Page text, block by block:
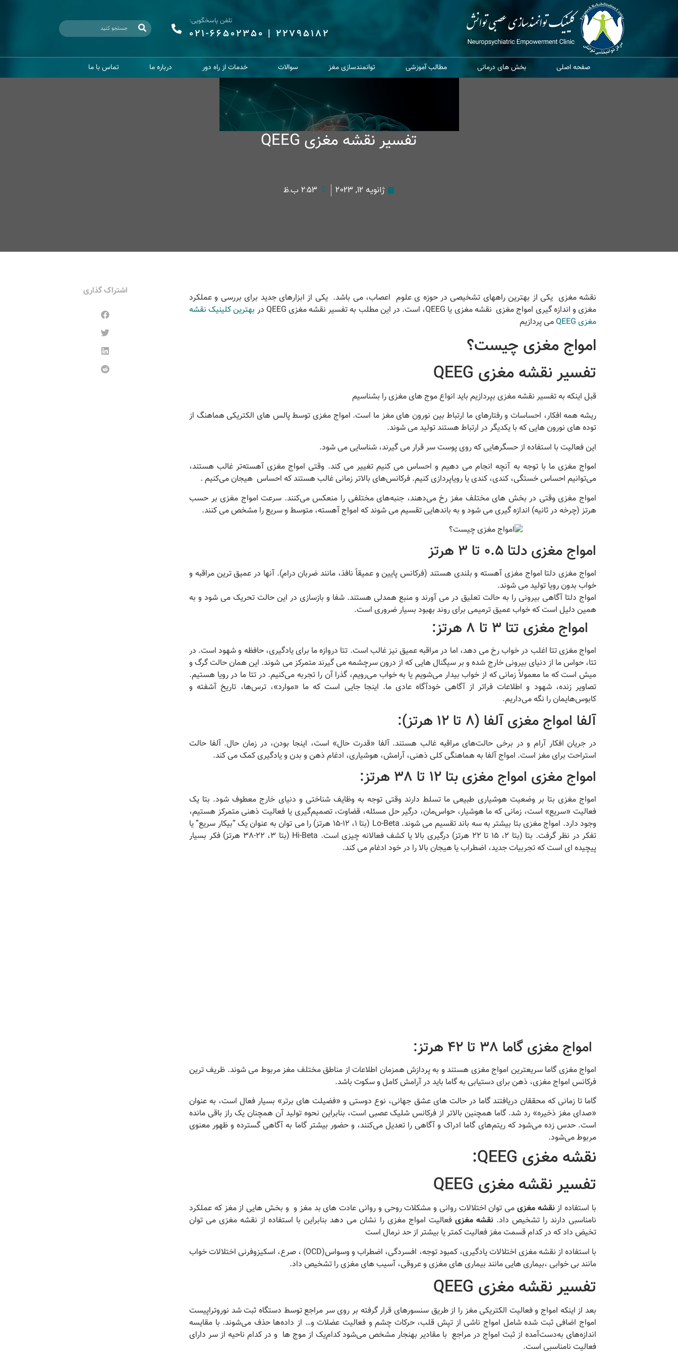
تلفن پاسخگویی:
22795182
|
021-66502350
صفحه اصلی بخش های درمانی مطالب آموزشی توانمندسازی مغز سوالات خدمات از راه دور درباره ما تماس با ما
تفسیر نقشه مغزی QEEG
ژانویه 12, 2023 2:53 ب.ظ
نقشه مغزی یکی از بهترین راههای تشخیصی در حوزه ی علوم اعصاب، می باشد. یکی از ابزارهای جدید برای بررسی و عملکرد
مغزی و اندازه گیری امواج مغزی نقشه مغزی یا QEEG، است. در این مطلب به تفسیر نقشه مغزی QEEG در
بهترین کلینیک نقشه
مغزی QEEG
می پردازیم
امواج مغزی چیست؟
تفسیر نقشه مغزی QEEG
قبل اینکه به تفسیر نقشه مغزی بپردازیم باید انواع موج های مغزی را بشناسیم
ریشه همه افکار، احساسات و رفتارهای ما ارتباط بین نورون های مغز ما است. امواج مغزی توسط پالس های الکتریکی هماهنگ از
توده های نورون هایی که با یکدیگر در ارتباط هستند تولید می شوند.
این فعالیت با استفاده از حسگرهایی که روی پوست سر قرار می گیرند، شناسایی می شود.
امواج مغزی ما با توجه به آنچه انجام می دهیم و احساس می کنیم تغییر می کند. وقتی امواج مغزی آهسته‌تر غالب هستند،
می‌توانیم احساس خستگی، کندی، کندی یا رویاپردازی کنیم. فرکانس‌های بالاتر زمانی غالب هستند که احساس هیجان می‌کنیم .
امواج مغزی وقتی در بخش های مختلف مغز رخ می‌دهند، جنبه‌های مختلفی را منعکس می‌کنند. سرعت امواج مغزی بر حسب
هرتز (چرخه در ثانیه) اندازه گیری می شود و به باندهایی تقسیم می شوند که امواج آهسته، متوسط و سریع را مشخص می کنند.
امواج مغزی دلتا 0.5 تا 3 هرتز
امواج مغزی دلتا امواج مغزی آهسته و بلندی هستند (فرکانس پایین و عمیقاً نافذ، مانند ضربان درام). آنها در عمیق ترین مراقبه و
خواب بدون رویا تولید می شوند.
امواج دلتا آگاهی بیرونی را به حالت تعلیق در می آورند و منبع همدلی هستند. شفا و بازسازی در این حالت تحریک می شود و به
همین دلیل است که خواب عمیق ترمیمی برای روند بهبود بسیار ضروری است.
امواج مغزی تتا 3 تا 8 هرتز:
امواج مغزی تتا اغلب در خواب رخ می دهد، اما در مراقبه عمیق نیز غالب است. تتا دروازه ما برای یادگیری، حافظه و شهود است. در
تتا، حواس ما از دنیای بیرونی خارج شده و بر سیگنال هایی که از درون سرچشمه می گیرند متمرکز می شوند. این همان حالت گرگ و
میش است که ما معمولاً زمانی که از خواب بیدار می‌شویم یا به خواب می‌رویم، گذرا آن را تجربه می‌کنیم. در تتا ما در رویا هستیم.
تصاویر زنده، شهود و اطلاعات فراتر از آگاهی خودآگاه عادی ما. اینجا جایی است که ما «موارد»، ترس‌ها، تاریخ آشفته و
کابوس‌هایمان را نگه می‌داریم.
آلفا امواج مغزی آلفا (8 تا 12 هرتز):
در جریان افکار آرام و در برخی حالت‌های مراقبه غالب هستند. آلفا «قدرت حال» است، اینجا بودن، در زمان حال. آلفا حالت
استراحت برای مغز است. امواج آلفا به هماهنگی کلی ذهنی، آرامش، هوشیاری، ادغام ذهن و بدن و یادگیری کمک می کند.
امواج مغزی امواج مغزی بتا 12 تا 38 هرتز:
امواج مغزی بتا بر وضعیت هوشیاری طبیعی ما تسلط دارند وقتی توجه به وظایف شناختی و دنیای خارج معطوف شود. بتا یک
فعالیت «سریع» است، زمانی که ما هوشیار، حواس‌مان، درگیر حل مسئله، قضاوت، تصمیم‌گیری یا فعالیت ذهنی متمرکز هستیم،
وجود دارد. امواج مغزی بتا بیشتر به سه باند تقسیم می شوند.
Lo-Beta (بتا 1، 12-15 هرتز) را می توان به عنوان یک “بیکار سریع” یا
تفکر در نظر گرفت. بتا (بتا 2، 15 تا 22 هرتز) درگیری بالا یا کشف فعالانه چیزی است.
Hi-Beta (بتا 3، 22-38 هرتز) فکر بسیار
پیچیده ای است که تجربیات جدید، اضطراب یا هیجان بالا را در خود ادغام می کند.
امواج مغزی گاما 38 تا 42 هرتز:
امواج مغزی گاما سریعترین امواج مغزی هستند و به پردازش همزمان اطلاعات از مناطق مختلف مغز مربوط می شوند. ظریف ترین
فرکانس امواج مغزی، ذهن برای دستیابی به گاما باید در آرامش کامل و سکوت باشد.
گاما تا زمانی که محققان دریافتند گاما در حالت های عشق جهانی، نوع دوستی و «فضیلت های برتر» بسیار فعال است، به عنوان
«صدای مغز ذخیره» رد شد. گاما همچنین بالاتر از فرکانس شلیک عصبی است، بنابراین نحوه تولید آن همچنان یک راز باقی مانده
است. حدس زده می‌شود که ریتم‌های گاما ادراک و آگاهی را تعدیل می‌کنند، و حضور بیشتر گاما به آگاهی گسترده و ظهور معنوی
مربوط می‌شود.
نقشه مغزی QEEG:
تفسیر نقشه مغزی QEEG
با استفاده ازنقشه مغزی می توان اختلالات روانی و مشکلات روحی و روانی عادت های بد مغز و و بخش هایی از مغز که عملکرد
نامناسبی دارند را تشخیص داد.نقشه مغزی فعالیت امواج مغزی را نشان می دهد بنابراین با استفاده از نقشه مغزی می توان
تخیض داد که در کدام قسمت مغز فعالیت کمتر یا بیشتر از حد نرمال است
با استفاده از نقشه مغزی اختلالات یادگیری، کمبود توجه، افسردگی، اضطراب و وسواس(OCD) ، صرع، اسکیزوفرنی اختلالات خواب
مانند بی خوابی ،بیماری هایی مانند بیماری های مغزی و عروقی، آسیب های مغزی را تشخیص داد.
تفسیر نقشه مغزی QEEG
بعد از اینکه امواج و فعالیت الکتریکی مغز را از طریق سنسورهای قرار گرفته بر روی سر مراجع توسط دستگاه ثبت شد نوروتراپیست
امواج اضافی ثبت شده شامل امواج ناشی از تپش قلب، حرکات چشم و فعالیت عضلات و… از داده‌ها حذف می‌شوند. با مقایسه
اندازه‌های به‌دست‌آمده از ثبت امواج در مراجع با مقادیر بهنجار مشخص می‌شود کدام‌یک از موج ها و در کدام ناحیه از سر دارای
فعالیت نامناسبی است.
اشتراک گذاری